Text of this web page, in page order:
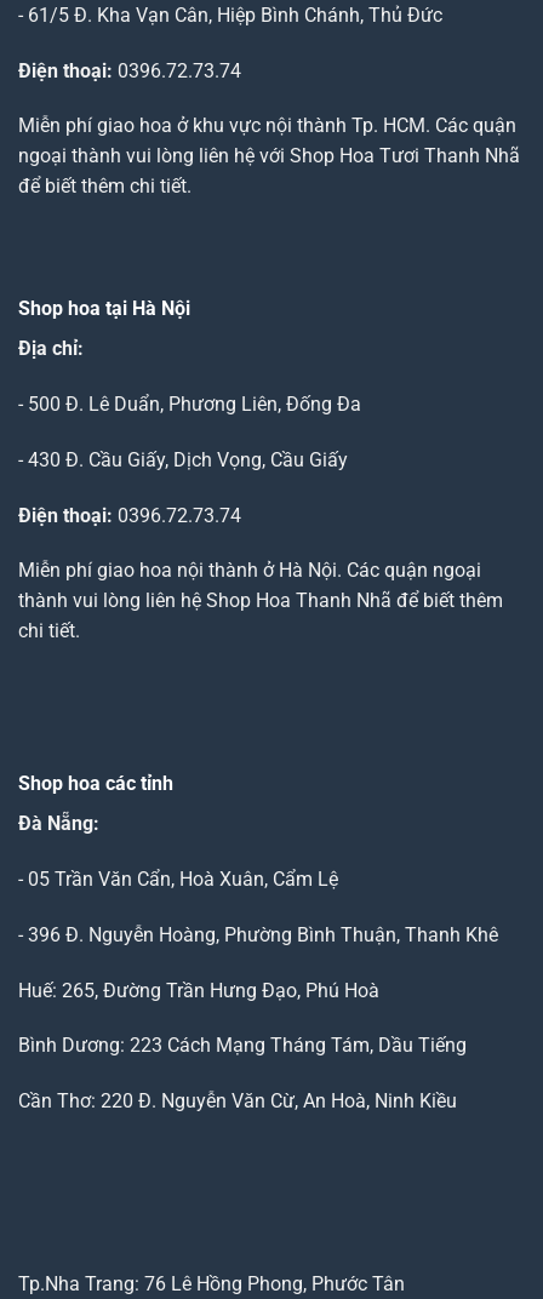
- 61/5 Đ. Kha Vạn Cân, Hiệp Bình Chánh, Thủ Đức
Điện thoại: 0396.72.73.74
Miễn phí giao hoa ở khu vực nội thành Tp. HCM. Các quận
ngoại thành vui lòng liên hệ với Shop Hoa Tươi Thanh Nhã
để biết thêm chi tiết.
Shop hoa tại Hà Nội
Địa chỉ:
- 500 Đ. Lê Duẩn, Phương Liên, Đống Đa
- 430 Đ. Cầu Giấy, Dịch Vọng, Cầu Giấy
Điện thoại: 0396.72.73.74
Miễn phí giao hoa nội thành ở Hà Nội. Các quận ngoại
thành vui lòng liên hệ Shop Hoa Thanh Nhã để biết thêm
chi tiết.
Shop hoa các tỉnh
Đà Nẵng:
- 05 Trần Văn Cẩn, Hoà Xuân, Cẩm Lệ
- 396 Đ. Nguyễn Hoàng, Phường Bình Thuận, Thanh Khê
Huế: 265, Đường Trần Hưng Đạo, Phú Hoà
Bình Dương: 223 Cách Mạng Tháng Tám, Dầu Tiếng
Cần Thơ: 220 Đ. Nguyễn Văn Cừ, An Hoà, Ninh Kiều
Tp.Nha Trang: 76 Lê Hồng Phong, Phước Tân